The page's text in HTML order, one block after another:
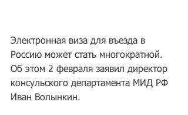
Электронная виза для въезда в
Россию может стать многократной.
Об этом 2 февраля заявил директор
консульского департамента МИД РФ
Иван Волынкин.